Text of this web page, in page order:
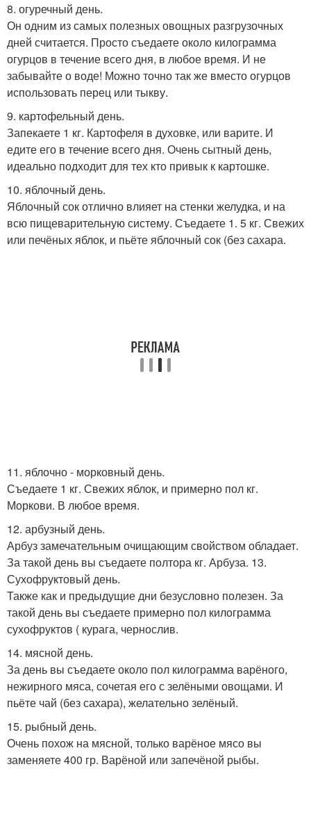
8. огуречный день.
Он одним из самых полезных овощных разгрузочных
дней считается. Просто съедаете около килограмма
огурцов в течение всего дня, в любое время. И не
забывайте о воде! Можно точно так же вместо огурцов
использовать перец или тыкву.
9. картофельный день.
Запекаете 1 кг. Картофеля в духовке, или варите. И
едите его в течение всего дня. Очень сытный день,
идеально подходит для тех кто привык к картошке.
10. яблочный день.
Яблочный сок отлично влияет на стенки желудка, и на
всю пищеварительную систему. Съедаете 1. 5 кг. Свежих
или печёных яблок, и пьёте яблочный сок (без сахара.
11. яблочно - морковный день.
Съедаете 1 кг. Свежих яблок, и примерно пол кг.
Моркови. В любое время.
12. арбузный день.
Арбуз замечательным очищающим свойством обладает.
За такой день вы съедаете полтора кг. Арбуза. 13.
Сухофруктовый день.
Также как и предыдущие дни безусловно полезен. За
такой день вы съедаете примерно пол килограмма
сухофруктов ( курага, чернослив.
14. мясной день.
За день вы съедаете около пол килограмма варёного,
нежирного мяса, сочетая его с зелёными овощами. И
пьёте чай (без сахара), желательно зелёный.
15. рыбный день.
Очень похож на мясной, только варёное мясо вы
заменяете 400 гр. Варёной или запечёной рыбы.